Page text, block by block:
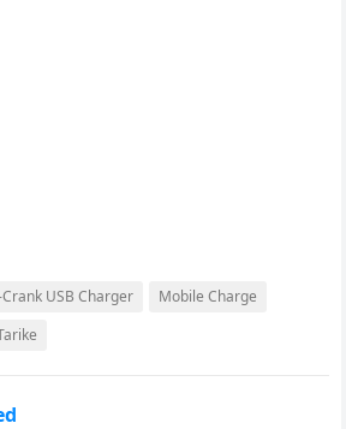
USB Charger
Mobile Charge